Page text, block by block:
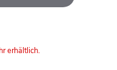
erhältlich.